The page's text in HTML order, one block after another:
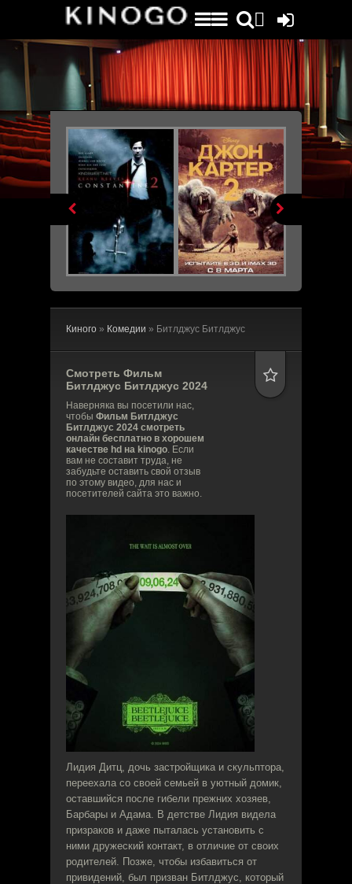
File engine/metagen.php not found.
 
Киного » Комедии » Битлджус Битлджус
Смотреть Фильм
Битлджус Битлджус 2024
Наверняка вы посетили нас,
чтобы Фильм Битлджус
Битлджус 2024 смотреть
онлайн бесплатно в хорошем
качестве hd на kinogo. Если
вам не составит труда, не
забудьте оставить свой отзыв
по этому видео, для нас и
посетителей сайта это важно.
Лидия Дитц, дочь застройщика и скульптора,
переехала со своей семьей в уютный домик,
оставшийся после гибели прежних хозяев,
Барбары и Адама. В детстве Лидия видела
призраков и даже пыталась установить с
ними дружеский контакт, в отличие от своих
родителей. Позже, чтобы избавиться от
привидений, был призван Битлджус, который